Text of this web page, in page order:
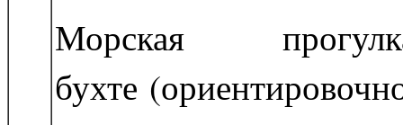
Морская
бухте